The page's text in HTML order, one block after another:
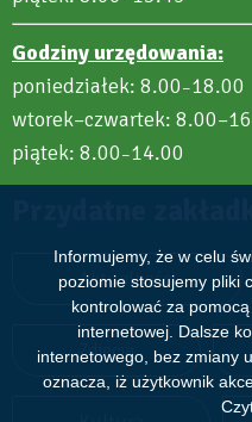
Informujemy, że w celu
poziomie stosujemy pliki
kontrolować za
internetowej. Dalsze
internetowego, bez zmiany
oznacza, iż użytkownik
Godziny urzędowania:
poniedziałek: 8.00–18.00
wtorek–czwartek:
piątek: 8.00–14.00
Aktualności
Zdjęcia